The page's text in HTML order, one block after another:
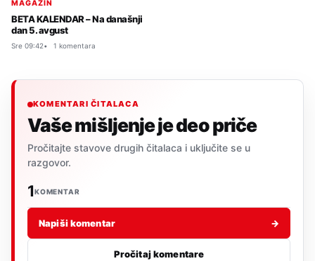
MAGAZIN
BETA KALENDAR – Na današnji
dan 5. avgust
Sre 09:42 1 komentara
KOMENTARI ČITALACA
Vaše mišljenje je deo priče
Pročitajte stavove drugih čitalaca i uključite se u
razgovor.
1KOMENTAR
Napiši komentar →
Pročitaj komentare